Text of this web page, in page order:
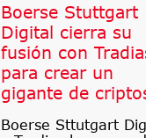
Boerse Stuttgart
Digital cierra su
fusión con
para crear un
gigante de
Boerse Sttutgart